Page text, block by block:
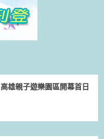
雄親子遊樂園區開幕首日